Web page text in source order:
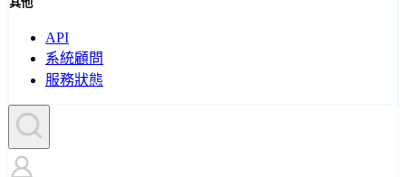
API
系統顧問
服務狀態